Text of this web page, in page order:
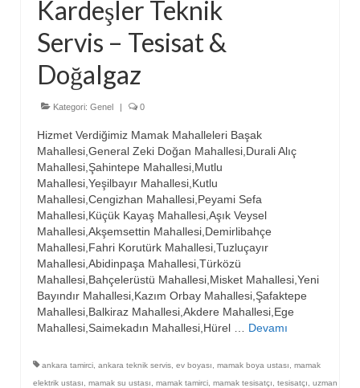
Kardeşler Teknik
Servis – Tesisat &
Doğalgaz
Kategori: Genel | 0
Hizmet Verdiğimiz Mamak Mahalleleri Başak
Mahallesi,General Zeki Doğan Mahallesi,Durali Alıç
Mahallesi,Şahintepe Mahallesi,Mutlu
Mahallesi,Yeşilbayır Mahallesi,Kutlu
Mahallesi,Cengizhan Mahallesi,Peyami Sefa
Mahallesi,Küçük Kayaş Mahallesi,Aşık Veysel
Mahallesi,Akşemsettin Mahallesi,Demirlibahçe
Mahallesi,Fahri Korutürk Mahallesi,Tuzluçayır
Mahallesi,Abidinpaşa Mahallesi,Türközü
Mahallesi,Bahçelerüstü Mahallesi,Misket Mahallesi,Yeni
Bayındır Mahallesi,Kazım Orbay Mahallesi,Şafaktepe
Mahallesi,Balkiraz Mahallesi,Akdere Mahallesi,Ege
Mahallesi,Saimekadın Mahallesi,Hürel … Devamı
ankara tamirci ankara teknik servis ev boyası mamak boya ustası
mamak
elektrik ustası
mamak su ustası mamak tamirci mamak tesisatçı tesisatçı
uzman